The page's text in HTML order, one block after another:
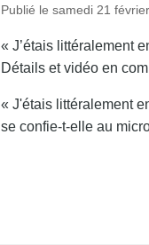
Publié le samedi 21
« J’étais littéralement
Détails et vidéo en
« J'étais littéralement
se confie-t-elle au